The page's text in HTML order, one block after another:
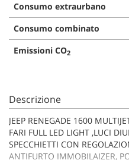
Consumo extraurbano
Consumo combinato
Emissioni CO2
Descrizione
JEEP RENEGADE 1600
FARI FULL LED LIGHT ,LUCI
SPECCHIETTI CON
ANTIFURTO IMMOBILAIZER,
Cookie per il
Cookie analitici